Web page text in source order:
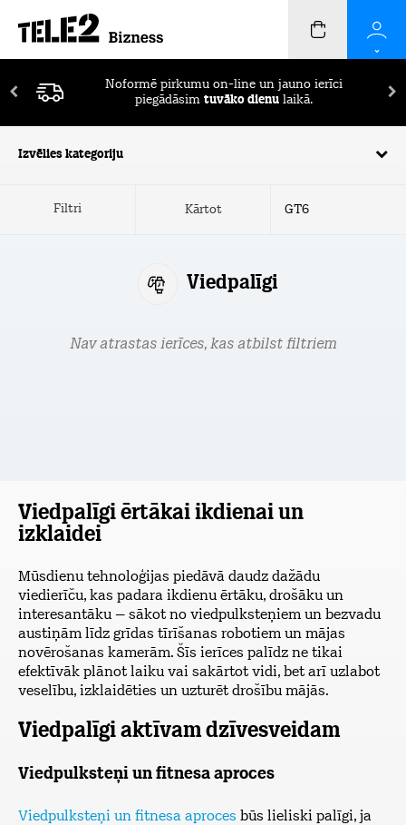
Noformē pirkumu on-line un jauno ierīci
piegādāsim tuvāko dienu laikā.
Izvēlies kategoriju
Filtri Kārtot
Viedpalīgi
Nav atrastas ierīces, kas atbilst filtriem
Viedpalīgi ērtākai ikdienai un
izklaidei
Mūsdienu tehnoloģijas piedāvā daudz dažādu
viedierīču, kas padara ikdienu ērtāku, drošāku un
interesantāku – sākot no viedpulksteņiem un bezvadu
austiņām līdz grīdas tīrīšanas robotiem un mājas
novērošanas kamerām. Šīs ierīces palīdz ne tikai
efektīvāk plānot laiku vai sakārtot vidi, bet arī uzlabot
veselību, izklaidēties un uzturēt drošību mājās.
Viedpalīgi aktīvam dzīvesveidam
Viedpulksteņi un fitnesa aproces
Viedpulksteņi un fitnesa aproces būs lieliski palīgi, ja